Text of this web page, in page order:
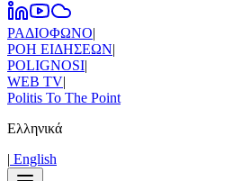
ΡΑΔΙΟΦΩΝΟ|
ΡΟΗ ΕΙΔΗΣΕΩΝ|
POLIGNOSI|
WEB TV|
Politis To The Point
Ελληνικά
| Εnglish